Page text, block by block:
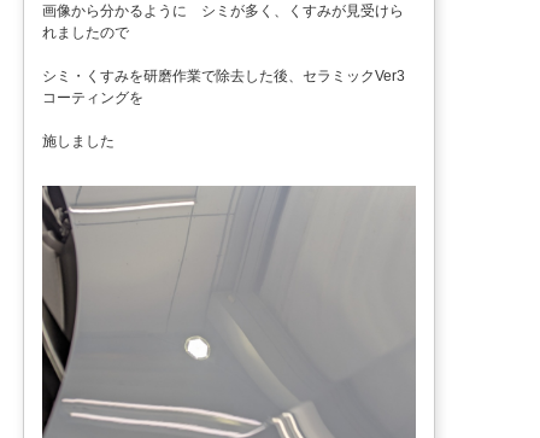
画像から分かるように シミが多く、くすみが見受けら
れましたので
シミ・くすみを研磨作業で除去した後、セラミックVer3
コーティングを
施しました